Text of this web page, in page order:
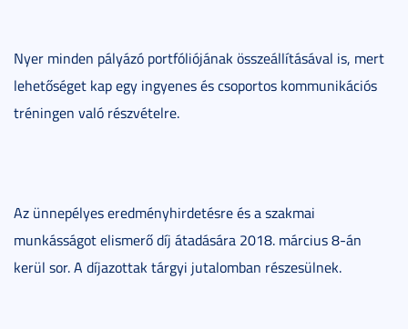
Nyer minden pályázó portfóliójának összeállításával is, mert
lehetőséget kap egy ingyenes és csoportos kommunikációs
tréningen való részvételre.
Az ünnepélyes eredményhirdetésre és a szakmai
munkásságot elismerő díj átadására 2018. március 8-án
kerül sor. A díjazottak tárgyi jutalomban részesülnek.